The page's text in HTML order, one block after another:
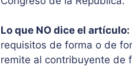
Lo que NO dice el artículo:
requisitos de forma o de
remite al contribuyente de